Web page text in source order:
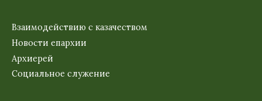
Взаимодействию с казачеством
Новости епархии
Архиерей
Социальное служение